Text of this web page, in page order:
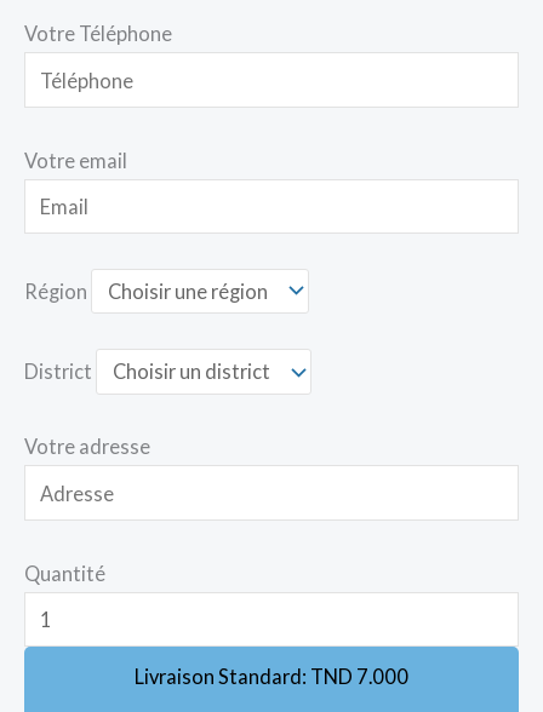
Votre Téléphone
Votre email
Région
District
Votre adresse
Quantité
Livraison Standard: TND 7.000